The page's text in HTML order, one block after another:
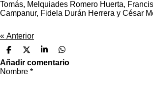
Tomás, Melquiades Romero Huerta,
Campanur, Fidela Durán Herrera y César
« Anterior
C
o
m
p
C
o
m
p
C
o
C
o
Añadir comentario
Nombre *